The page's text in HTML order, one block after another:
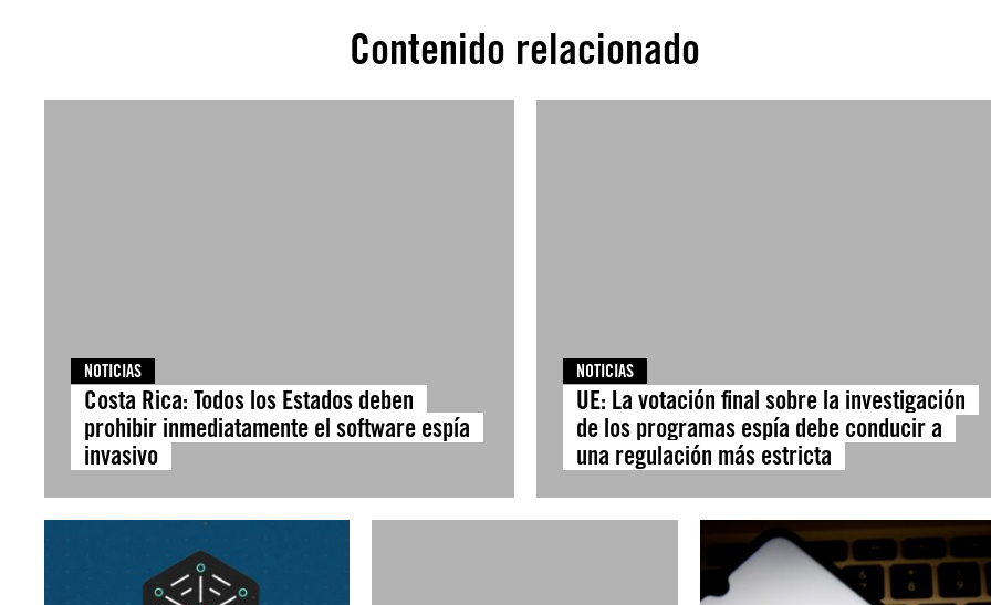
Contenido relacionado
NOTICIAS
Costa Rica: Todos los Estados deben
prohibir inmediatamente el software espía
invasivo
NOTICIAS
UE: La votación final sobre la investigación
de los programas espía debe conducir a
una regulación más estricta